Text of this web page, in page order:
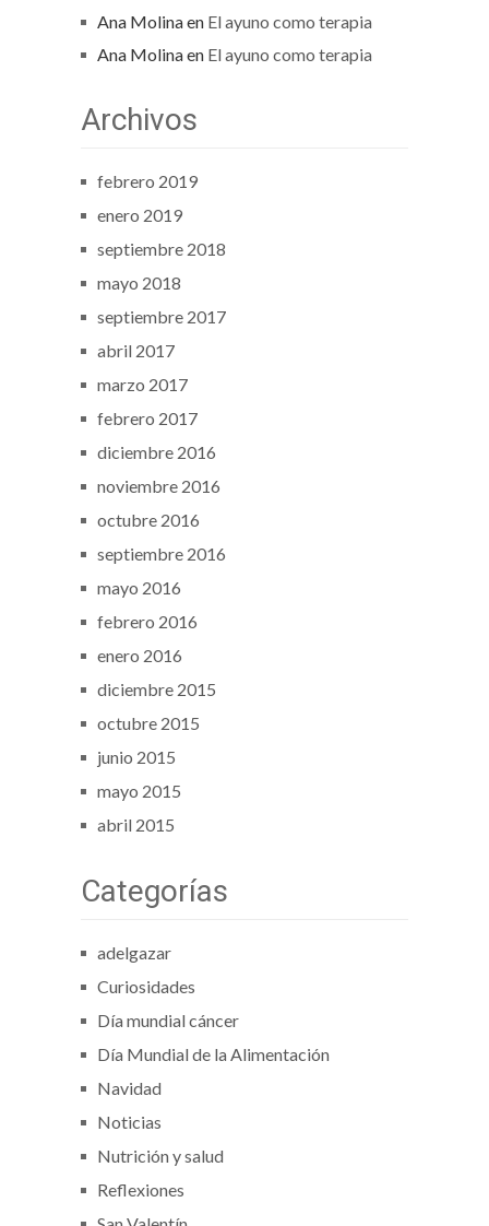
Ana Molinaen El ayuno como terapia
Ana Molinaen El ayuno como terapia
Archivos
febrero 2019
enero 2019
septiembre 2018
mayo 2018
septiembre 2017
abril 2017
marzo 2017
febrero 2017
diciembre 2016
noviembre 2016
octubre 2016
septiembre 2016
mayo 2016
febrero 2016
enero 2016
diciembre 2015
octubre 2015
junio 2015
mayo 2015
abril 2015
Categorías
adelgazar
Curiosidades
Día mundial cáncer
Día Mundial de la Alimentación
Navidad
Noticias
Nutrición y salud
Reflexiones